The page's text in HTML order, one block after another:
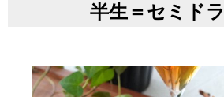
半生＝セミドラ